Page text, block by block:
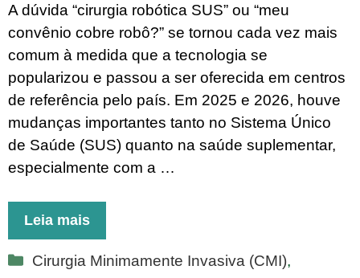
A dúvida “cirurgia robótica SUS” ou “meu
convênio cobre robô?” se tornou cada vez mais
comum à medida que a tecnologia se
popularizou e passou a ser oferecida em centros
de referência pelo país. Em 2025 e 2026, houve
mudanças importantes tanto no Sistema Único
de Saúde (SUS) quanto na saúde suplementar,
especialmente com a …
Leia mais
Categorias
Cirurgia Minimamente Invasiva (CMI),